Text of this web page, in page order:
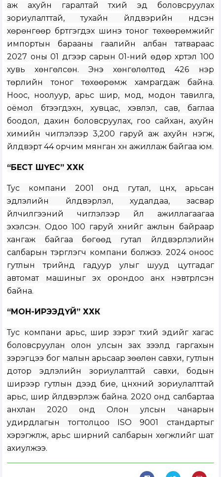
аж ахуйн гаралтай түүхий эд боловсруулах
зориулалттай, тухайн үйлдвэрийн үндсэн
хөрөнгөөр бүртгэгдэх шинэ тоног төхөөрөмжийг
импортын барааны гаалийн албан татвараас
2027 оны 01 дүгээр сарын 01-ний өдөр хүртэл 100
хувь хөнгөлсөн. Энэ хөнгөлөлтөд 426 нэр
төрлийн тоног төхөөрөмж хамрагдаж байна.
Ноос, ноолуур, арьс шир, мод, модон тавилга,
оёмол бүтээгдэхүүн, хувцас, хэвлэл, сав, баглаа
боодол, дахин боловсруулах, гоо сайхан, ахуйн
химийн чиглэлээр 3,200 гаруй аж ахуйн нэгж,
үйлдвэрт 44 орчим мянган хүн ажиллаж байгаа юм.
“БЕСТ ШҮЕС” ХХК
Тус компани 2001 онд гутал, цүнх, арьсан
эдлэлийн үйлдвэрлэл, худалдаа, засвар
үйлчилгээний чиглэлээр үйл ажиллагаагаа
эхэлсэн. Одоо 100 гаруй хүнийг ажлын байраар
хангаж байгаа бөгөөд гутал үйлдвэрлэлийн
салбарын тэргүүлэгч компани болжээ. 2024 оноос
гутлын түрийнд гадуур улыг шууд цутгадаг
автомат машиныг эх орондоо анх нэвтрүүлсэн
байна.
“МОН-ИРЭЭДҮЙ” ХХК
Тус компани арьс, шир зэрэг түүхий эдийг хагас
боловсруулан олон улсын зах зээлд гаргахын
зэрэгцээ бог малын арьсаар зөөлөн савхи, гутлын
дотор эдлэлийн зориулалттай савхи, бодын
ширээр гутлын дээд бие, цүнхний зориулалттай
арьс, шир үйлдвэрлэж байна. 2020 онд салбартаа
анхлан 2020 онд Олон улсын чанарын
удирдлагын тогтолцоо ISO 9001 стандартыг
хэрэгжүүлж, арьс ширний салбарын хөгжлийг шат
ахиулжээ.